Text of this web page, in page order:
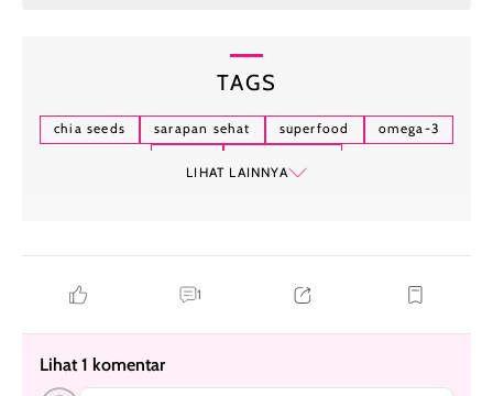
TAGS
chia seeds sarapan sehat superfood
omega-3
LIHAT LAINNYA
1
Lihat 1 komentar